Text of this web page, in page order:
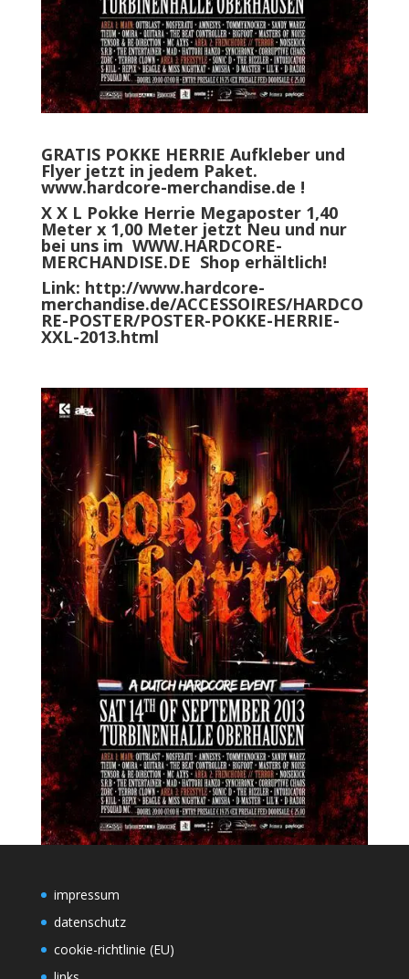
GRATIS POKKE HERRIE Aufkleber und
Flyer jetzt in jedem Paket.
www.hardcore-merchandise.de !
X X L Pokke Herrie Megaposter 1,40
Meter x 1,00 Meter jetzt Neu und nur
bei uns im WWW.HARDCORE-
MERCHANDISE.DE Shop erhältlich!
Link: http://www.hardcore-
merchandise.de/ACCESSOIRES/HARDCO
RE-POSTER/POSTER-POKKE-HERRIE-
XXL-2013.html
impressum
datenschutz
cookie-richtlinie (EU)